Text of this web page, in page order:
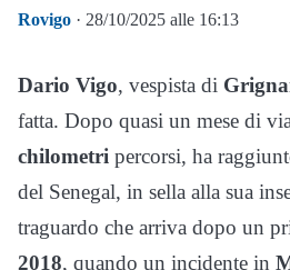
Rovigo · 28/10/2025 alle 16:13
Dario Vigo, vespista di
fatta. Dopo quasi un mese di
chilometri percorsi, ha
del Senegal, in sella alla sua
traguardo che arriva dopo un
2018, quando un incidente in